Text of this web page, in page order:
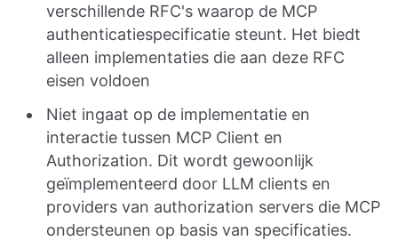
verschillende RFC's waarop de MCP
authenticatiespecificatie steunt. Het biedt
alleen implementaties die aan deze RFC
eisen voldoen
Niet ingaat op de implementatie en
interactie tussen MCP Client en
Authorization. Dit wordt gewoonlijk
geïmplementeerd door LLM clients en
providers van authorization servers die MCP
ondersteunen op basis van specificaties.